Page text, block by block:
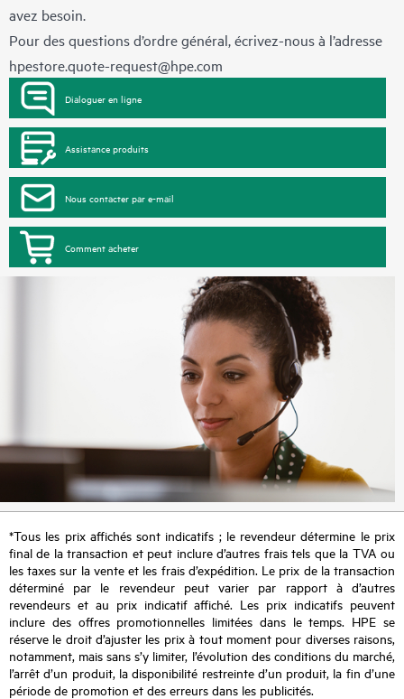
avez besoin.
Pour des questions d’ordre général, écrivez-nous à l’adresse
hpestore.quote-request@hpe.com
Dialoguer en ligne
Assistance produits
Nous contacter par e-mail
Comment acheter
*Tous les prix affichés sont indicatifs ; le revendeur détermine le prix
final de la transaction et peut inclure d’autres frais tels que la TVA ou
les taxes sur la vente et les frais d’expédition. Le prix de la transaction
déterminé par le revendeur peut varier par rapport à d’autres
revendeurs et au prix indicatif affiché. Les prix indicatifs peuvent
inclure des offres promotionnelles limitées dans le temps. HPE se
réserve le droit d’ajuster les prix à tout moment pour diverses raisons,
notamment, mais sans s’y limiter, l’évolution des conditions du marché,
l’arrêt d’un produit, la disponibilité restreinte d’un produit, la fin d’une
période de promotion et des erreurs dans les publicités.